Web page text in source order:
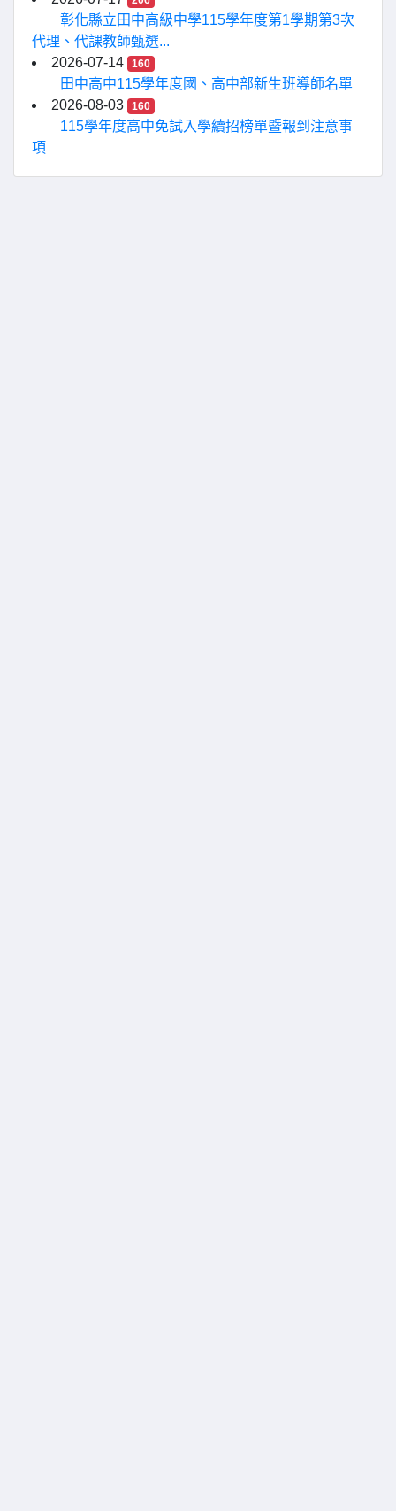
彰化縣立田中高級中學115學年度第1學期第3次
代理、代課教師甄選...
2026-07-14
160
田中高中115學年度國、高中部新生班導師名單
2026-08-03
160
115學年度高中免試入學續招榜單暨報到注意事
項